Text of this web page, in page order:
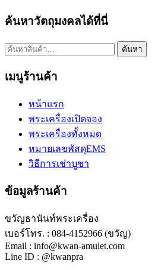
ค้นหาวัตถุมงคลได้ที่นี่
ค้นหา: ค้นหา
เมนูร้านค้า
หน้าแรก
พระเครื่องเปิดจอง
พระเครื่องทั้งหมด
หมายเลขพัสดุEMS
วิธีการเช่าบูชา
ข้อมูลร้านค้า
ขวัญธานันท์พระเครื่อง
เบอร์โทร. : 084-4152966 (ขวัญ)
Email : info@kwan-amulet.com
Line ID : @kwanpra